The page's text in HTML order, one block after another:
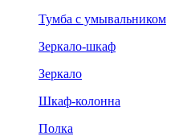
Тумба с умывальником
Зеркало-шкаф
Зеркало
Шкаф-колонна
Полка